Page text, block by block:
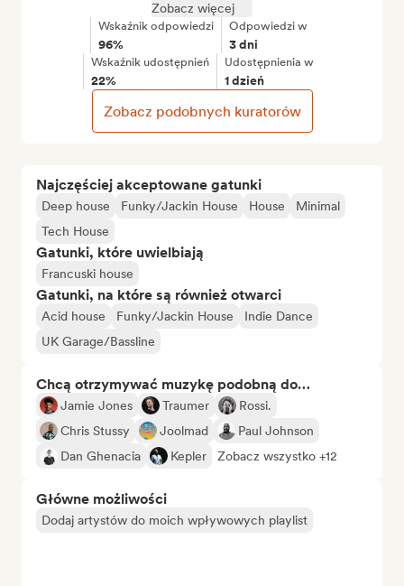
Najczęściej akceptowane gatunki
Deep house Funky/Jackin House House
Minimal
Tech House
Gatunki, które uwielbiają
Francuski house
Gatunki, na które są również otwarci
Acid house Funky/Jackin House
Indie Dance
UK Garage/Bassline
Chcą otrzymywać muzykę podobną do…
Jamie Jones Traumer
Rossi.
Chris Stussy
Joolmad
Paul Johnson
Dan Ghenacia
Kepler Zobacz wszystko +12
Główne możliwości
Dodaj artystów do moich wpływowych playlist
Zobacz więcej
Wskaźnik odpowiedzi
96%
Odpowiedzi w
3 dni
Wskaźnik udostępnień
22%
Udostępnienia w
1 dzień
Zobacz podobnych kuratorów